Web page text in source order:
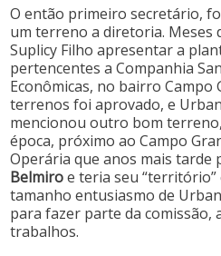
O então primeiro secretário,
um terreno a diretoria. Meses
Suplicy Filho apresentar a
pertencentes a Companhia
Econômicas, no bairro Campo
terrenos foi aprovado, e
mencionou outro bom
época, próximo ao Campo
Operária que anos mais tarde
Belmiroe teria seu “território”
tamanho entusiasmo de
para fazer parte da comissão,
trabalhos.